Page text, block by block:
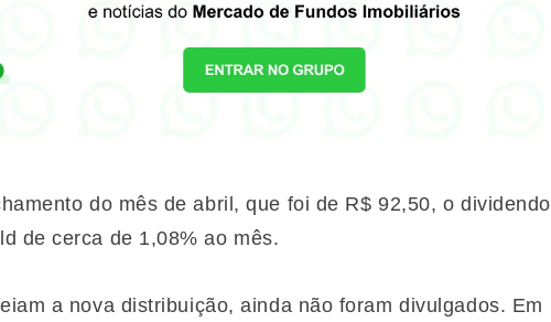
do mês de abril, que foi de R$ 92,50, o dividendo
de cerca de 1,08% ao mês.
a nova distribuição, ainda não foram divulgados. Em